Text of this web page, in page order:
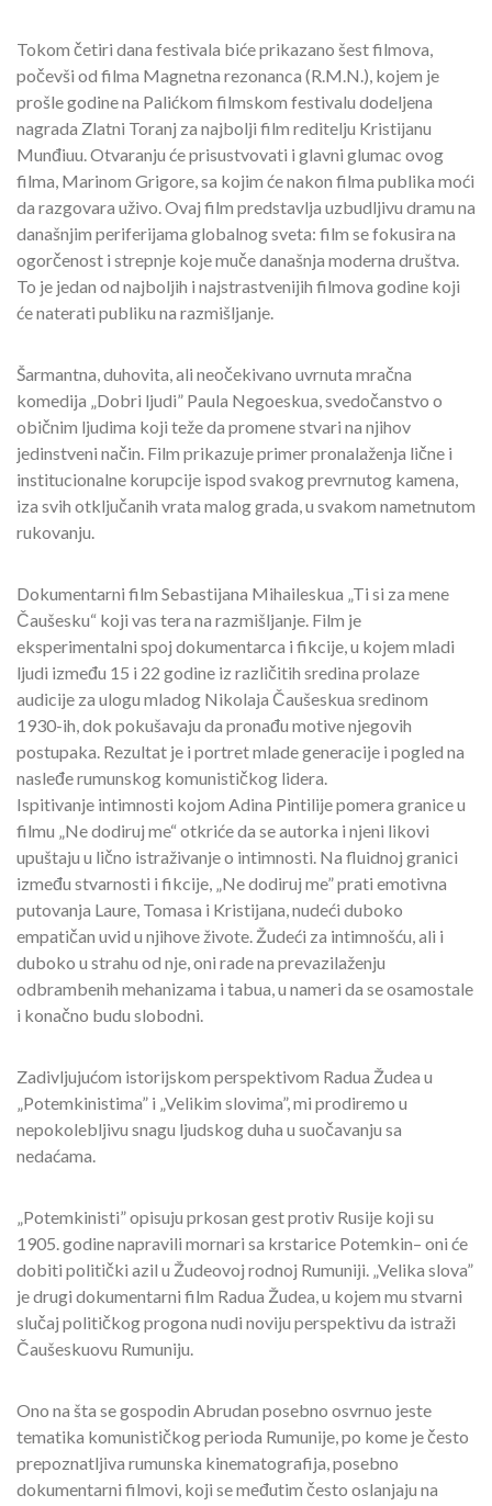
Tokom četiri dana festivala biće prikazano šest filmova,
počevši od filma Magnetna rezonanca (R.M.N.), kojem je
prošle godine na Palićkom filmskom festivalu dodeljena
nagrada Zlatni Toranj za najbolji film reditelju Kristijanu
Munđiuu. Otvaranju će prisustvovati i glavni glumac ovog
filma, Marinom Grigore, sa kojim će nakon filma publika moći
da razgovara uživo. Ovaj film predstavlja uzbudljivu dramu na
današnjim periferijama globalnog sveta: film se fokusira na
ogorčenost i strepnje koje muče današnja moderna društva.
To je jedan od najboljih i najstrastvenijih filmova godine koji
će naterati publiku na razmišljanje.
Šarmantna, duhovita, ali neočekivano uvrnuta mračna
komedija „Dobri ljudi” Paula Negoeskua, svedočanstvo o
običnim ljudima koji teže da promene stvari na njihov
jedinstveni način. Film prikazuje primer pronalaženja lične i
institucionalne korupcije ispod svakog prevrnutog kamena,
iza svih otključanih vrata malog grada, u svakom nametnutom
rukovanju.
Dokumentarni film Sebastijana Mihaileskua „Ti si za mene
Čaušesku“ koji vas tera na razmišljanje. Film je
eksperimentalni spoj dokumentarca i fikcije, u kojem mladi
ljudi između 15 i 22 godine iz različitih sredina prolaze
audicije za ulogu mladog Nikolaja Čaušeskua sredinom
1930-ih, dok pokušavaju da pronađu motive njegovih
postupaka. Rezultat je i portret mlade generacije i pogled na
nasleđe rumunskog komunističkog lidera.
Ispitivanje intimnosti kojom Adina Pintilije pomera granice u
filmu „Ne dodiruj me“ otkriće da se autorka i njeni likovi
upuštaju u lično istraživanje o intimnosti. Na fluidnoj granici
između stvarnosti i fikcije, „Ne dodiruj me” prati emotivna
putovanja Laure, Tomasa i Kristijana, nudeći duboko
empatičan uvid u njihove živote. Žudeći za intimnošću, ali i
duboko u strahu od nje, oni rade na prevazilaženju
odbrambenih mehanizama i tabua, u nameri da se osamostale
i konačno budu slobodni.
Zadivljujućom istorijskom perspektivom Radua Žudea u
„Potemkinistima” i „Velikim slovima”, mi prodiremo u
nepokolebljivu snagu ljudskog duha u suočavanju sa
nedaćama.
„Potemkinisti” opisuju prkosan gest protiv Rusije koji su
1905. godine napravili mornari sa krstarice Potemkin– oni će
dobiti politički azil u Žudeovoj rodnoj Rumuniji. „Velika slova”
je drugi dokumentarni film Radua Žudea, u kojem mu stvarni
slučaj političkog progona nudi noviju perspektivu da istraži
Čaušeskuovu Rumuniju.
Ono na šta se gospodin Abrudan posebno osvrnuo jeste
tematika komunističkog perioda Rumunije, po kome je često
prepoznatljiva rumunska kinematografija, posebno
dokumentarni filmovi, koji se međutim često oslanjaju na